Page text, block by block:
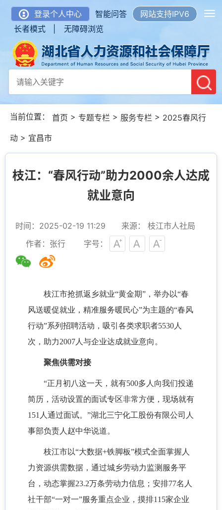
登录个人中心 智能问答
网站支持IPV6
长者模式 |
无障碍浏览
当前位置： 首页 > 专题专栏 > 服务专栏 > 2025春风行
动 > 宜昌市
枝江：“春风行动”助力2000余人达成
就业意向
时间：2025-02-19 11:29
来源： 枝江市人社局
作者：张行
字号：
枝江市抢抓返乡就业“黄金期”，举办以“春
风送暖促就业，精准服务暖民心”为主题的“春风
行动”系列招聘活动，吸引各类求职者5530人
次，助力2007人与企业达成就业意向。
聚焦供需对接
“正月初八这一天，就有500多人向我们投递
简历，活动设置的面试专区非常方便，现场就有
151人通过面试。”湖北三宁化工股份有限公司人
事部负责人赵中华说道。
枝江市以“大数据+铁脚板”模式全面掌握人
力资源供需数据，通过城乡劳动力监测服务平
台，动态掌握23.2万条劳动力信息；安排77名人
社干部“一对一”服务重点企业，摸排115家企业